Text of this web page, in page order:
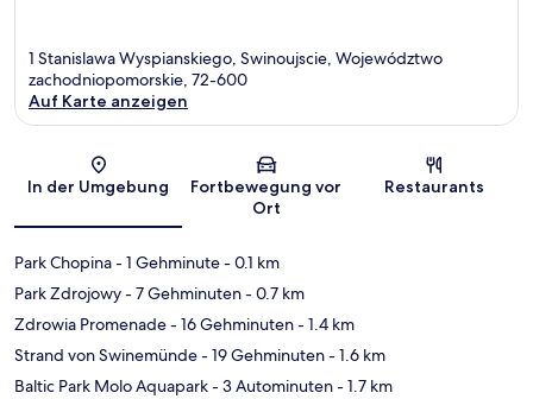
1 Stanislawa Wyspianskiego, Swinoujscie, Województwo
zachodniopomorskie, 72-600
Auf Karte anzeigen
In der Umgebung
Fortbewegung vor
Ort
Restaurants
Park Chopina- 1 Gehminute- 0.1 km
Park Zdrojowy- 7 Gehminuten- 0.7 km
Zdrowia Promenade- 16 Gehminuten- 1.4 km
Strand von Swinemünde- 19 Gehminuten- 1.6 km
Baltic Park Molo Aquapark- 3 Autominuten- 1.7 km